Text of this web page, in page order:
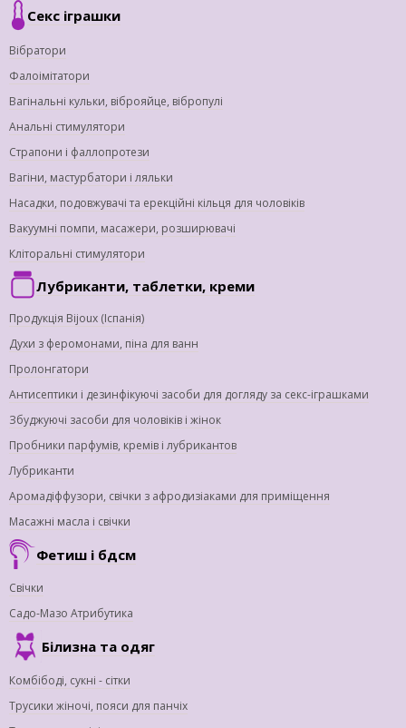
Секс іграшки
Вібратори
Фалоімітатори
Вагінальні кульки, віброяйце, вібропулі
Анальні стимулятори
Страпони і фаллопротези
Вагіни, мастурбатори і ляльки
Насадки, подовжувачі та ерекційні кільця для чоловіків
Вакуумні помпи, масажери, розширювачі
Кліторальні стимулятори
Лубриканти, таблетки, креми
Продукція Bijoux (Іспанія)
Духи з феромонами, піна для ванн
Пролонгатори
Антисептики і дезинфікуючі засоби для догляду за секс-іграшками
Збуджуючі засоби для чоловіків і жінок
Пробники парфумів, кремів і лубрикантов
Лубриканти
Аромадіффузори, свічки з афродизіаками для приміщення
Масажні масла і свічки
Фетиш і бдсм
Свічки
Садо-Мазо Атрибутика
Білизна та одяг
Комбібоді, сукні - сітки
Трусики жіночі, пояси для панчіх